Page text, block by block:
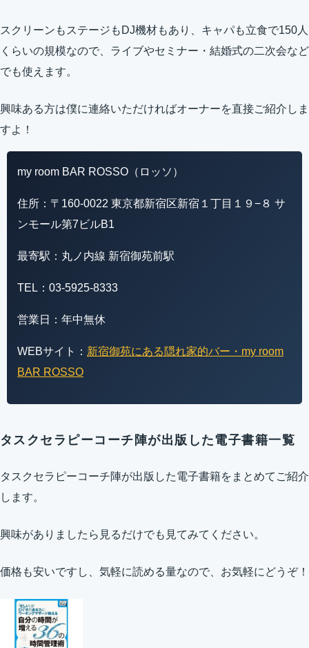
スクリーンもステージもDJ機材もあり、キャパも立食で150人
くらいの規模なので、ライブやセミナー・結婚式の二次会など
でも使えます。
興味ある方は僕に連絡いただければオーナーを直接ご紹介しま
すよ！
my room BAR ROSSO（ロッソ）
住所：〒160-0022 東京都新宿区新宿１丁目１９−８ サ
ンモール第7ビルB1
最寄駅：丸ノ内線 新宿御苑前駅
TEL：03-5925-8333
営業日：年中無休
WEBサイト： 新宿御苑にある隠れ家的バー・my room
BAR ROSSO
タスクセラピーコーチ陣が出版した電子書籍一覧
タスクセラピーコーチ陣が出版した電子書籍をまとめてご紹介
します。
興味がありましたら見るだけでも見てみてください。
価格も安いですし、気軽に読める量なので、お気軽にどうぞ！